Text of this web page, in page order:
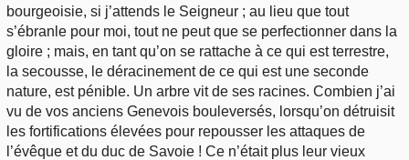
bourgeoisie, si j’attends le Seigneur ; au lieu que tout
s’ébranle pour moi, tout ne peut que se perfectionner dans la
gloire ; mais, en tant qu’on se rattache à ce qui est terrestre,
la secousse, le déracinement de ce qui est une seconde
nature, est pénible. Un arbre vit de ses racines. Combien j’ai
vu de vos anciens Genevois bouleversés, lorsqu’on détruisit
les fortifications élevées pour repousser les attaques de
l’évêque et du duc de Savoie ! Ce n’était plus leur vieux